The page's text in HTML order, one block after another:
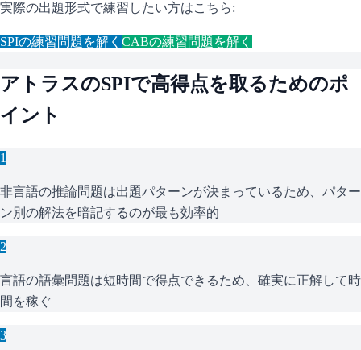
実際の出題形式で練習したい方はこちら:
SPIの練習問題を解く CABの練習問題を解く
アトラスのSPIで高得点を取るためのポ
イント
1
非言語の推論問題は出題パターンが決まっているため、パター
ン別の解法を暗記するのが最も効率的
2
言語の語彙問題は短時間で得点できるため、確実に正解して時
間を稼ぐ
3